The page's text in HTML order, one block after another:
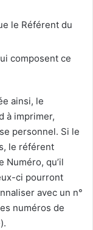
le Référent du
composent ce
ainsi, le
à imprimer,
personnel. Si le
le référent
Numéro, qu’il
ci pourront
avec un n°
numéros de